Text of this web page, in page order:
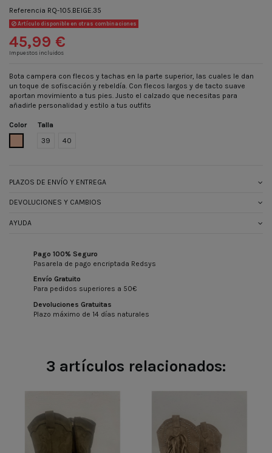
Referencia RQ-105.BEIGE.35
Artículo disponible en otras combinaciones
45,99 €
Impuestos incluidos
Bota campera con flecos y tachas en la parte superior, las cuales le dan
un toque de sofiscación y rebeldía. Con flecos largos y de tacto suave
aportan movimiento a tus pies. Justo el calzado que necesitas para
añadirle personalidad y estilo a tus outfits
Color
Talla
39
40
PLAZOS DE ENVÍO Y ENTREGA
DEVOLUCIONES Y CAMBIOS
AYUDA
Pago 100% Seguro
Pasarela de pago encriptada Redsys
Envío Gratuito
Para pedidos superiores a 50€
Devoluciones Gratuitas
Plazo máximo de 14 días naturales
3 artículos relacionados: